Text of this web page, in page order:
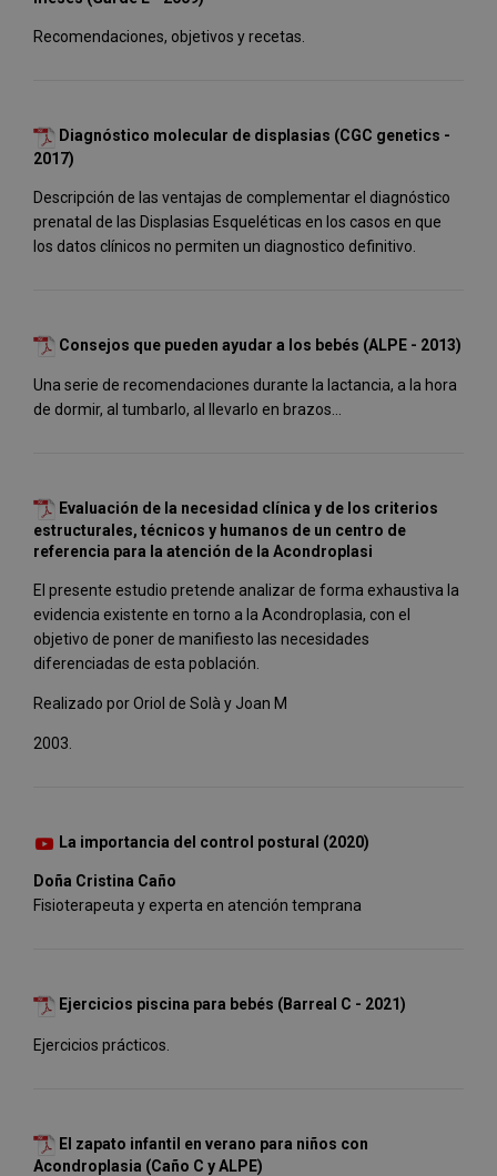
Recomendaciones, objetivos y recetas.
Diagnóstico molecular de displasias (CGC genetics -
2017)
Descripción de las ventajas de complementar el diagnóstico
prenatal de las Displasias Esqueléticas en los casos en que
los datos clínicos no permiten un diagnostico definitivo.
Consejos que pueden ayudar a los bebés (ALPE - 2013)
Una serie de recomendaciones durante la lactancia, a la hora
de dormir, al tumbarlo, al llevarlo en brazos...
Evaluación de la necesidad clínica y de los criterios
estructurales, técnicos y humanos de un centro de
referencia para la atención de la Acondroplasi
El presente estudio pretende analizar de forma exhaustiva la
evidencia existente en torno a la Acondroplasia, con el
objetivo de poner de manifiesto las necesidades
diferenciadas de esta población.
Realizado por Oriol de Solà y Joan M
2003.
La importancia del control postural (2020)
Doña Cristina Caño
Fisioterapeuta y experta en atención temprana
Ejercicios piscina para bebés (Barreal C - 2021)
Ejercicios prácticos.
El zapato infantil en verano para niños con
Acondroplasia (Caño C y ALPE)